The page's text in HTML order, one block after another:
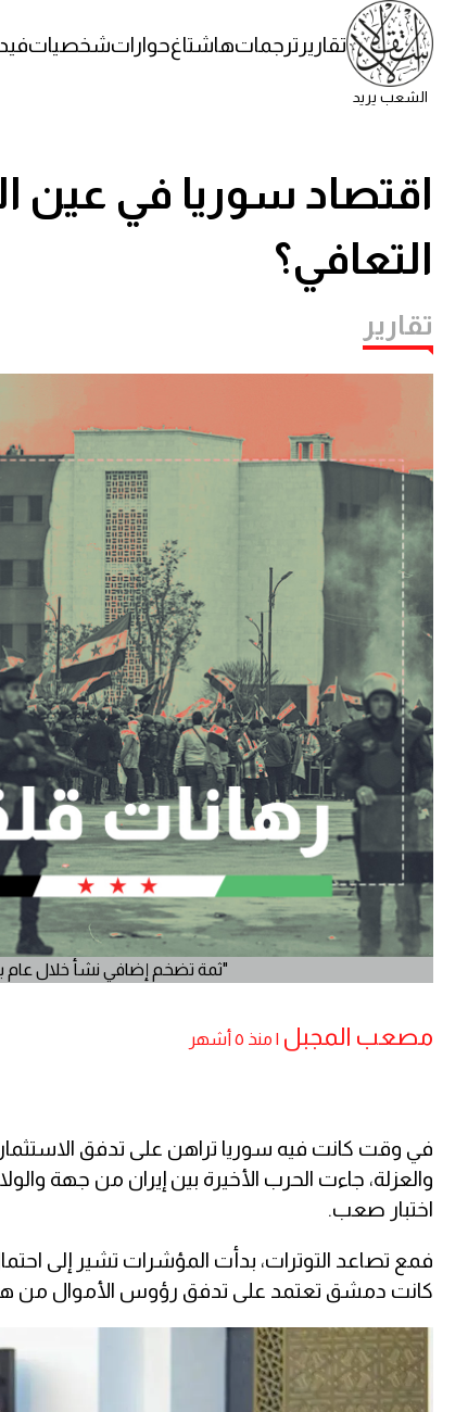
الشعب يريد
تقارير ترجماتهاشتاغحواراتشخصيات
اقتصاد سوريا في عين
التعافي؟
تقارير
"ثمة تضخم إضافي نشأ خلال عام
مصعب المجبل | منذ ٥ أشهر
في وقت كانت فيه سوريا تراهن على تدفق
والعزلة، جاءت الحرب الأخيرة بين إيران من جهة
اختبار صعب.
فمع تصاعد التوترات، بدأت المؤشرات تشير إلى
كانت دمشق تعتمد على تدفق رؤوس الأموال من